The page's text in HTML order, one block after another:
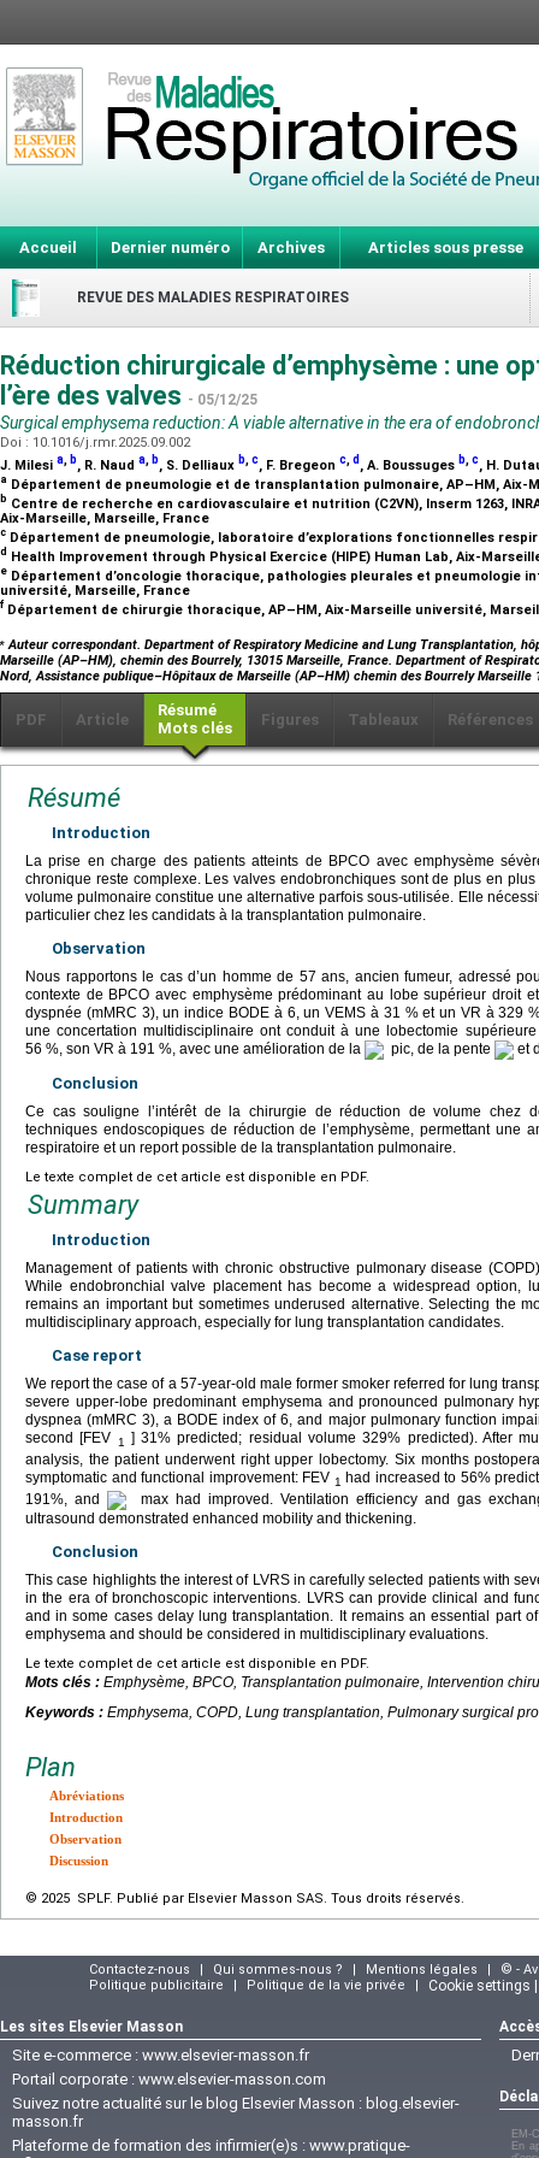
Accueil Dernier numéro Archives Articles sous presse
REVUE DES MALADIES RESPIRATOIRES
Réduction chirurgicale d’emphysème : une
l’ère des valves - 05/12/25
Surgical emphysema reduction: A viable alternative in the era of
Doi : 10.1016/j.rmr.2025.09.002
J. Milesi a, b, R. Naud a, b, S. Delliaux b,c, F. Bregeon c,d , A. Boussuges b,c, H.
a Département de pneumologie et de transplantation pulmonaire, AP–HM,
b Centre de recherche en cardiovasculaire et nutrition (C2VN), Inserm 1263,
Aix-Marseille, Marseille, France
c Département de pneumologie, laboratoire d’explorations fonctionnelles
d Health Improvement through Physical Exercice (HIPE) Human Lab, Aix-
e Département d’oncologie thoracique, pathologies pleurales et pneumologie
université, Marseille, France
f Département de chirurgie thoracique, AP–HM, Aix-Marseille université,
⁎ Auteur correspondant. Department of Respiratory Medicine and Lung Transplantation,
Marseille (AP–HM), chemin des Bourrely, 13015 Marseille, France. Department of
Nord, Assistance publique–Hôpitaux de Marseille (AP–HM) chemin des Bourrely Marseille
PDF Article
Résumé
Mots clés
Figures Tableaux Références
Résumé
Introduction
La prise en charge des patients atteints de BPCO avec emphysème
chronique reste complexe. Les valves endobronchiques sont de plus en
volume pulmonaire constitue une alternative parfois sous-utilisée. Elle
particulier chez les candidats à la transplantation pulmonaire.
Observation
Nous rapportons le cas d’un homme de 57 ans, ancien fumeur, adressé
contexte de BPCO avec emphysème prédominant au lobe supérieur droit
dyspnée (mMRC 3), un indice BODE à 6, un VEMS à 31 % et un VR à 329
une concertation multidisciplinaire ont conduit à une lobectomie
56 %, son VR à 191 %, avec une amélioration de la
pic, de la pente et
Conclusion
Ce cas souligne l’intérêt de la chirurgie de réduction de volume chez
techniques endoscopiques de réduction de l’emphysème, permettant une
respiratoire et un report possible de la transplantation pulmonaire.
Le texte complet de cet article est disponible en PDF.
Summary
Introduction
Management of patients with chronic obstructive pulmonary disease
While endobronchial valve placement has become a widespread option,
remains an important but sometimes underused alternative. Selecting the
multidisciplinary approach, especially for lung transplantation candidates.
Case report
We report the case of a 57-year-old male former smoker referred for lung
severe upper-lobe predominant emphysema and pronounced pulmonary
dyspnea (mMRC 3), a BODE index of 6, and major pulmonary function
second [FEV
1
] 31% predicted; residual volume 329% predicted). After
analysis, the patient underwent right upper lobectomy. Six months
symptomatic and functional improvement: FEV 1 had increased to 56%
191%, and
max had improved. Ventilation efficiency and gas
ultrasound demonstrated enhanced mobility and thickening.
Conclusion
This case highlights the interest of LVRS in carefully selected patients with
in the era of bronchoscopic interventions. LVRS can provide clinical and
and in some cases delay lung transplantation. It remains an essential part
emphysema and should be considered in multidisciplinary evaluations.
Le texte complet de cet article est disponible en PDF.
Mots clés : Emphysème, BPCO, Transplantation pulmonaire, Intervention
Keywords : Emphysema, COPD, Lung transplantation, Pulmonary surgical
Plan
Abréviations
Introduction
Observation
Discussion
© 2025 SPLF. Publié par Elsevier Masson SAS. Tous droits réservés.
Contactez-nous Qui sommes-nous ? Mentions légales
© -
Politique publicitaire
Politique de la vie privée Cookie settings
Les sites Elsevier Masson
Site e-commerce : www.elsevier-masson.fr
Portail corporate : www.elsevier-masson.com
Suivez notre actualité sur le blog Elsevier Masson : blog.elsevier-
masson.fr
Plateforme de formation des infirmier(e)s : www.pratique-
EM-
En